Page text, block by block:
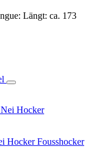
Längt: ca. 173
Hocker Fousshocker